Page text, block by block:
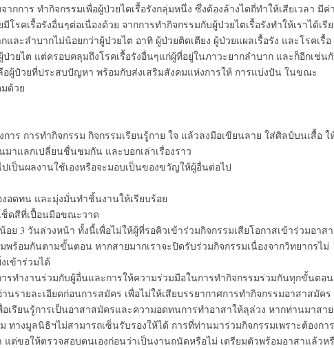
ากการ ทำกิจกรรมเพื่อผู้ป่วยไตเรื้อรังกลุ่มหนึ่ง ซึ่งต้องล้างไตถี่ทำให้เสียเวลา มีค่า
รคเรื้อรังอื่นๆต่อเนื่องด้วย จากการทำกิจกรรมกับผู้ป่วยไตเรื้อรังทำให้เราได้เรี
ละลำบากไม่น้อยกว่าผู้ป่วยไต อาทิ ผู้ป่วยติดเตียง ผู้ป่วยแผลเรื้อรัง และโรคเรื้อ
วยไต แต่ครอบคลุมถึงโรคเรื้อรังอื่นๆแก่ผู้ที่อยู่ในภาวะยากลำบาก และก็อีกเช่น
อผู้ปํวยที่ประสบปัญหา พร้อมกับส่งเสริมสังคมแห่งการให้ การแบ่งปัน ในขณะ
ด้วย
าร การทำกิจกรรม กิจกรรมเรียนรู้กาย ใจ แล้วลงมือเขียนลาย ใส่ศิลป์บนเสื้อ ใ
มาแลกเปลี่ยนชื่นชมกัน และบอกเล่าเรื่องราว
เป็นผลงานใช้เองหรือจะมอบเป็นของขวัญให้ผู้อื่นต่อไป
อดทน และมุ่งมั่นทำชิ้นงานให้เรียบร้อย
ช็ดสีที่เปื้อนมือขณะวาด
ย 3 วันล่วงหน้า ทั้งนี้เพื่อไม่ให้ผู้ที่รอคิวเข้าร่วมกิจกรรมเสียโอกาสเข้าร่วมอาสา
พร้อมกันตามขั้นตอน หากสายมากเราจะปิดรับร่วมกิจกรรมเนื่องจากวิทยากรไม่
เข้าร่วมได้
ารทำงานร่วมกับผู้อื่นและการให้ความร่วมมือในการทำกิจกรรมร่วมกันทุกขั้นตอน
รายละเอียดก่อนการสมัคร เพื่อไม่ให้เสียบรรยากาศการทำกิจกรรมอาสาสมัคร
เรียนรู้การเป็นอาสาสมัครและความอดทนการทำอาสาให้ลุล่วง หากท่านมาสาย
างมูลนิธิฯไม่สามารถเซ็นรับรองให้ได้ การที่ท่านมาร่วมกิจกรรมเพราะต้องการ
ต่ขอให้ตรวจสอบตนเองก่อนว่าเป็นงานถนัดหรือไม่ เตรียมตัวพร้อมอาสาแล้วห